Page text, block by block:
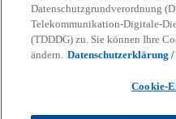
Wir helfen Ihnen,
bei geopolitischen
Datenschutzgrundverordnung
Telekommunikation-Digitale-
(TDDDG) zu. Sie können Ihre
ändern. Datenschutzerklärung
Cookie-